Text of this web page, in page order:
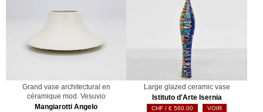
Grand vase architectural en
céramique mod. Vesuvio
Mangiarotti Angelo
Large glazed ceramic vase
Istituto d'Arte Isernia
€ 560.00 VOIR